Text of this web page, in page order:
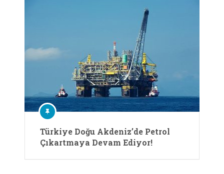
Türkiye Doğu Akdeniz’de Petrol
Çıkartmaya Devam Ediyor!